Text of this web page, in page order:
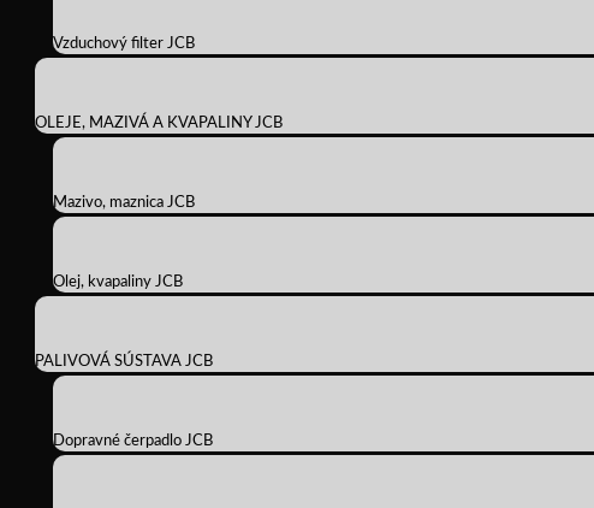
Vzduchový filter JCB
OLEJE, MAZIVÁ A KVAPALINY JCB
Mazivo, maznica JCB
Olej, kvapaliny JCB
PALIVOVÁ SÚSTAVA JCB
Dopravné čerpadlo JCB